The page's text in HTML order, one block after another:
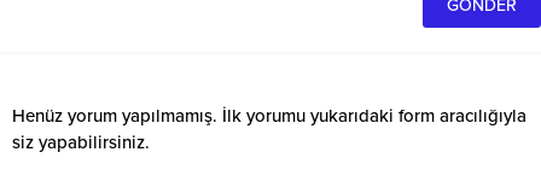
Henüz yorum yapılmamış. İlk yorumu yukarıdaki form aracılığıyla
siz yapabilirsiniz.